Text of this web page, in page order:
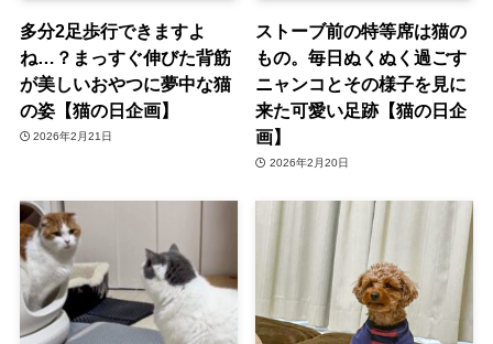
多分2足歩行できますよ
ね…？まっすぐ伸びた背筋
が美しいおやつに夢中な猫
の姿【猫の日企画】
2026年2月21日
ストーブ前の特等席は猫の
もの。毎日ぬくぬく過ごす
ニャンコとその様子を見に
来た可愛い足跡【猫の日企
画】
2026年2月20日